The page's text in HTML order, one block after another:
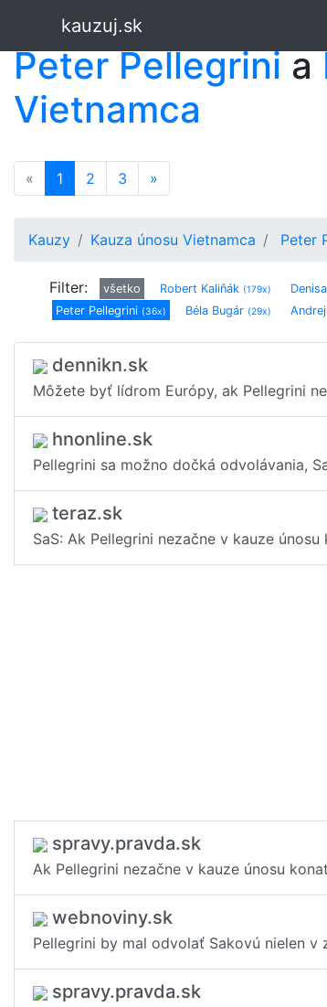
kauzuj.sk
Peter Pellegrinia
Vietnamca
« 1 (current)
2 3 »
Kauzy Kauza únosu Vietnamca Peter
Filter: všetko Robert Kaliňák (179x)
Peter Pellegrini (36x) Béla Bugár (29x)
Marián Kočner
dennikn.sk
Môžete byť lídrom Európy, ak Pellegrini
hnonline.sk
Pellegrini sa možno dočká odvolávania,
teraz.sk
SaS: Ak Pellegrini nezačne v kauze
spravy.pravda.sk
Ak Pellegrini nezačne v kauze únosu
webnoviny.sk
Pellegrini by mal odvolať Sakovú nielen v
spravy.pravda.sk